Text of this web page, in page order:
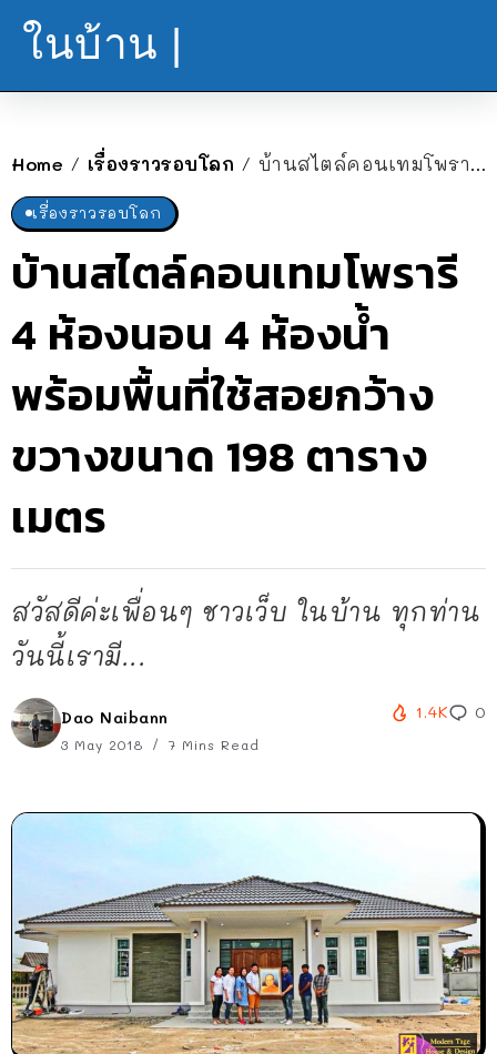
ในบ้าน |
Home / เรื่องราวรอบโลก / บ้านสไตล์คอนเทมโพรารี 4 ห้องนอน 4 ห้องน้ำ พร้อมพื้นที่ใช้สอยกว้างขวางขนาด 198 ตารางเมตร
เรื่องราวรอบโลก
บ้านสไตล์คอนเทมโพรารี
4 ห้องนอน 4 ห้องน้ำ
พร้อมพื้นที่ใช้สอยกว้าง
ขวางขนาด 198 ตาราง
เมตร
สวัสดีค่ะเพื่อนๆ ชาวเว็บ ในบ้าน ทุกท่าน
วันนี้เรามี...
Dao Naibann
3 May 2018 7 Mins Read
1.4K 0